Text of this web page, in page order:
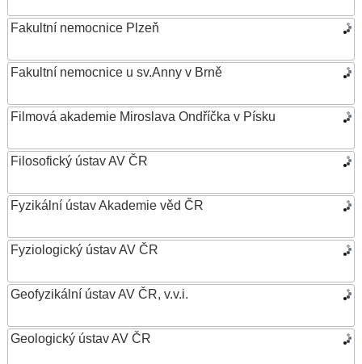
Fakultní nemocnice Plzeň
Fakultní nemocnice u sv.Anny v Brně
Filmová akademie Miroslava Ondříčka v Písku
Filosofický ústav AV ČR
Fyzikální ústav Akademie věd ČR
Fyziologický ústav AV ČR
Geofyzikální ústav AV ČR, v.v.i.
Geologický ústav AV ČR